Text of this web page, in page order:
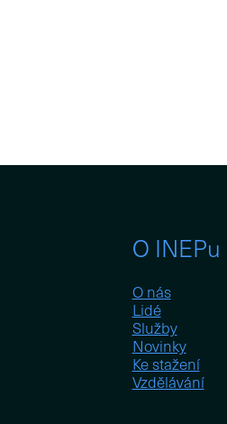
O INEPu
O nás
Lidé
Služby
Novinky
Ke stažení
Vzdělávání